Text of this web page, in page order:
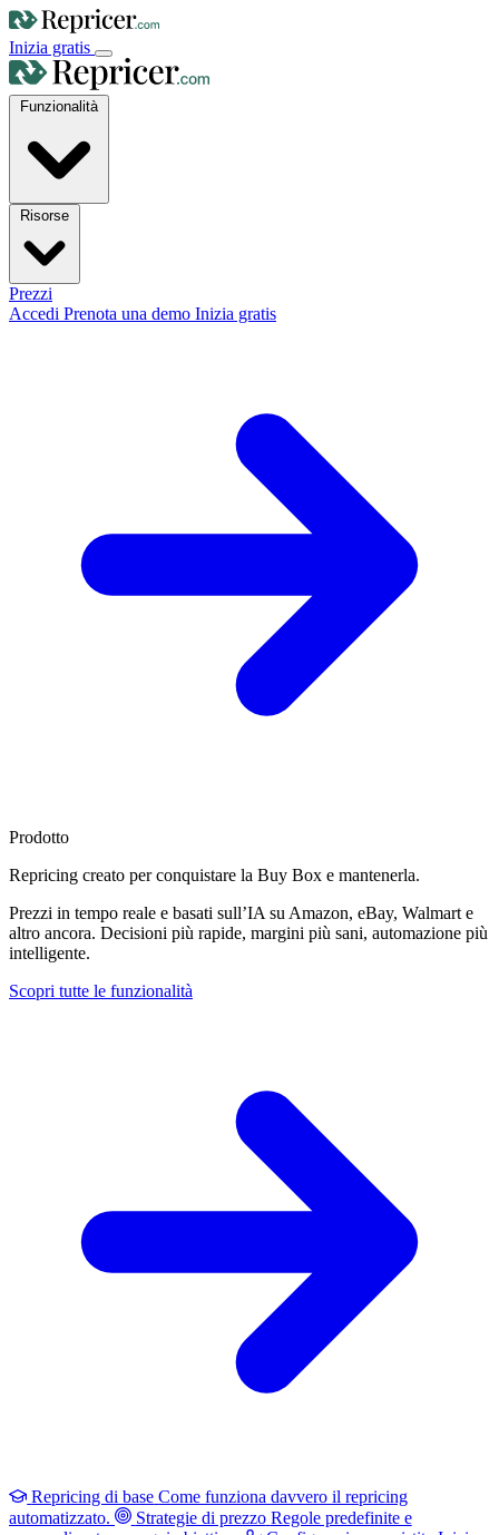
Inizia gratis
Funzionalità
Prezzi
Accedi Prenota una demo Inizia gratis
Prodotto
Repricing creato perconquistare la Buy Box e mantenerla.
Prezzi in tempo reale e basati sull’IA su Amazon, eBay, Walmart e
altro ancora. Decisioni più rapide, margini più sani, automazione più
intelligente.
Scopri tutte le funzionalità
Repricing di base Come funziona davvero il repricing
automatizzato.
Strategie di prezzo Regole predefinite e